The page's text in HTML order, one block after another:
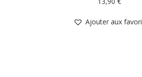
Ajouter aux